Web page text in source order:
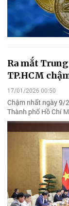
Ra mắt
TP.HCM
17/01/2026 00:50
Chậm nhất ngày 9/
Thành phố Hồ Chí